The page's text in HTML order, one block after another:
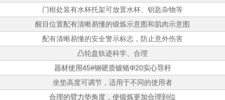
门框处装有水杯托架可放置水杯、钥匙杂物等
醒目位置配有清晰易懂的锻炼示意图和肌肉示意图
配有清晰易懂的安全警示标志，防止意外伤害
凸轮盘轨迹科学、合理
器材使用45#钢硬质镀铬Φ20实心导杆
坐垫高度可调节，适用于不同的使用者
合理的臂力垫角度，使锻炼更加合理到位